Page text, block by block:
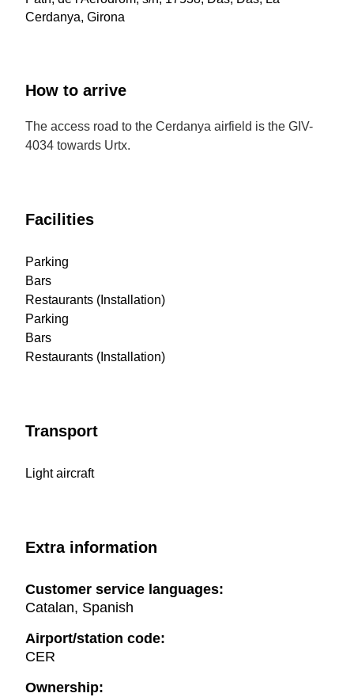
Cerdanya, Girona
How to arrive
The access road to the Cerdanya airfield is the GIV-
4034 towards Urtx.
Facilities
Parking
Bars
Restaurants (Installation)
Parking
Bars
Restaurants (Installation)
Transport
Light aircraft
Extra information
Customer service languages:
Catalan, Spanish
Airport/station code:
CER
Ownership: